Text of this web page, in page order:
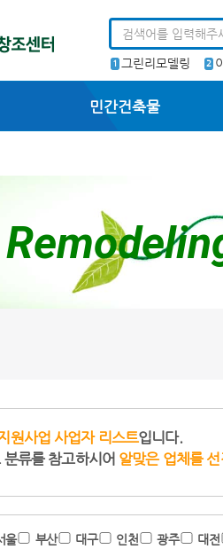
1 그린리모델링 2
민간건축물
원사업 사업자 리스트입니다.
류를 참고하시어 알맞은 업체를
울 부산 대구 인천 광주 대전